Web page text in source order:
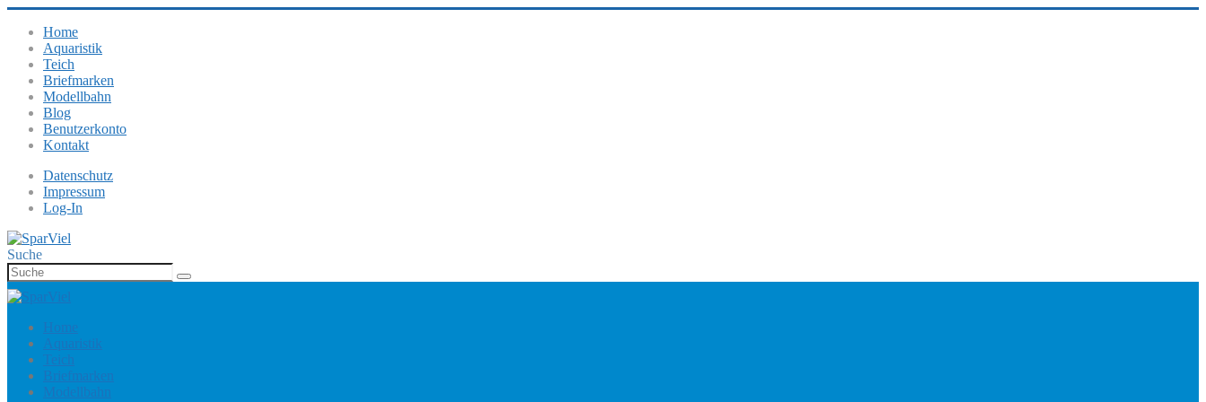
Home
Aquaristik
Teich
Briefmarken
Modellbahn
Blog
Benutzerkonto
Kontakt
Datenschutz
Impressum
Log-In
Suche
Home
Aquaristik
Teich
Briefmarken
Modellbahn